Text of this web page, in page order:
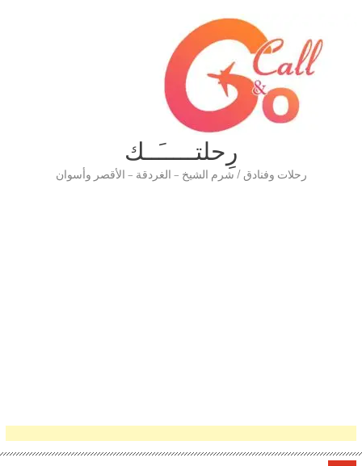
رِحلتـــــَــك
رحلات وفنادق / شرم الشيخ – الغردقة – الأقصر وأسوان